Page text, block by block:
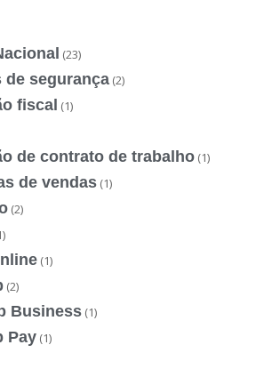
(23)
de segurança (2)
fiscal (1)
de contrato de trabalho (1)
de vendas (1)
(2)
(1)
(2)
Business (1)
Pay (1)